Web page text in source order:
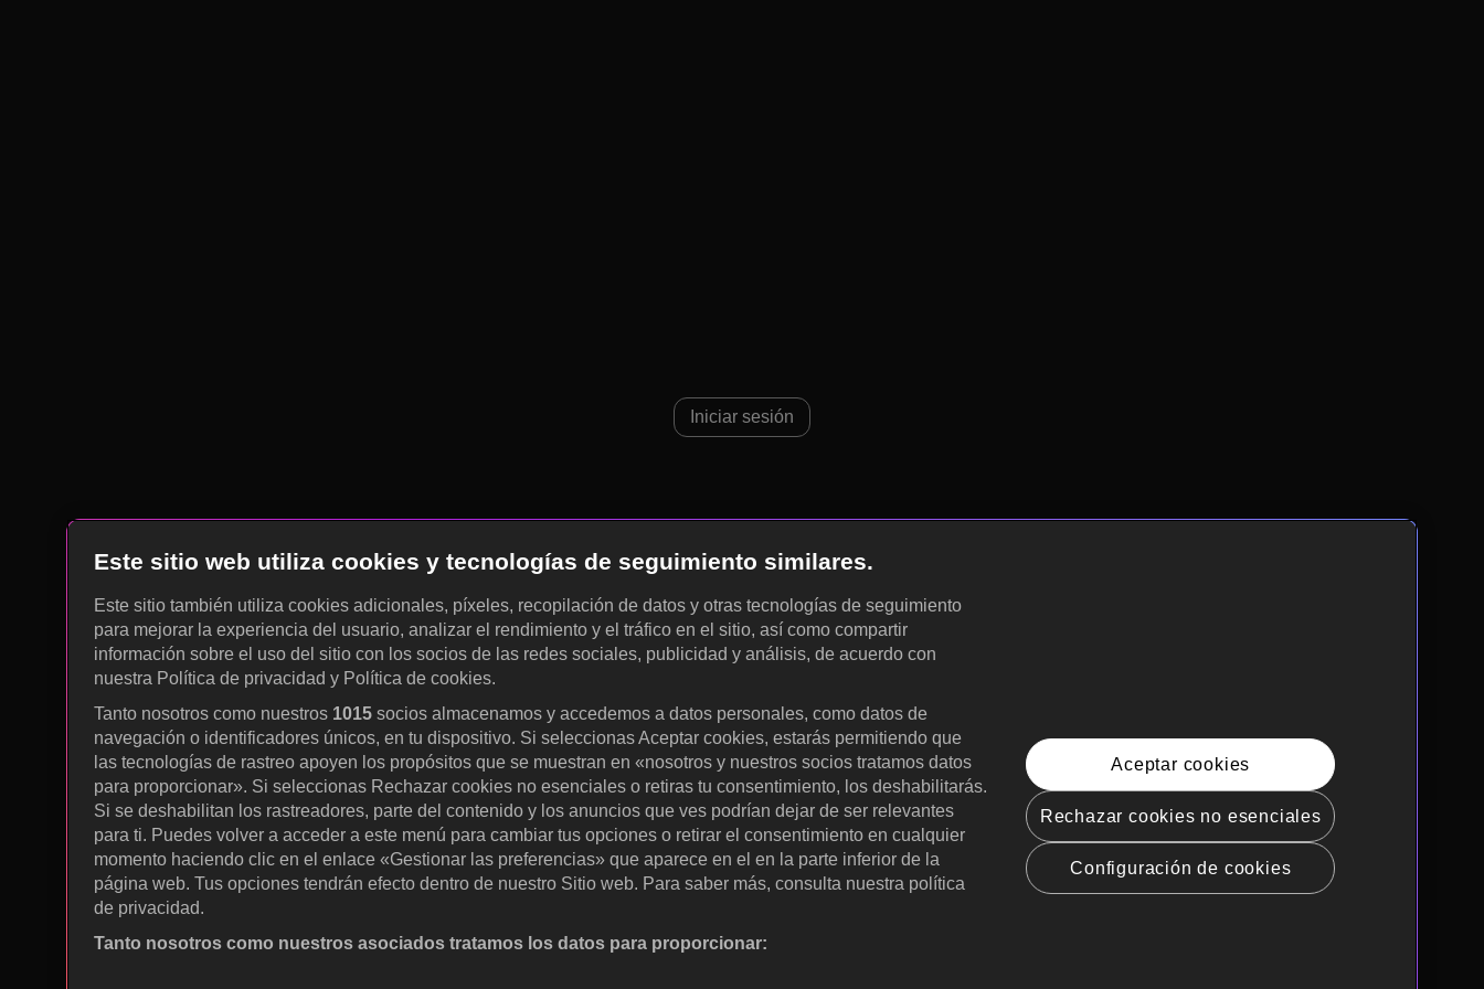
Iniciar sesión
Este sitio web utiliza cookies y tecnologías de seguimiento similares.
Este sitio también utiliza cookies adicionales, píxeles, recopilación de datos y otras tecnologías de seguimiento
para mejorar la experiencia del usuario, analizar el rendimiento y el tráfico en el sitio, así como compartir
información sobre el uso del sitio con los socios de las redes sociales, publicidad y análisis, de acuerdo con
nuestra Política de privacidad y Política de cookies.
Tanto nosotros como nuestros 1015 socios almacenamos y accedemos a datos personales, como datos de
navegación o identificadores únicos, en tu dispositivo. Si seleccionas Aceptar cookies, estarás permitiendo que
las tecnologías de rastreo apoyen los propósitos que se muestran en «nosotros y nuestros socios tratamos datos
para proporcionar». Si seleccionas Rechazar cookies no esenciales o retiras tu consentimiento, los deshabilitarás.
Si se deshabilitan los rastreadores, parte del contenido y los anuncios que ves podrían dejar de ser relevantes
para ti. Puedes volver a acceder a este menú para cambiar tus opciones o retirar el consentimiento en cualquier
momento haciendo clic en el enlace «Gestionar las preferencias» que aparece en el en la parte inferior de la
página web. Tus opciones tendrán efecto dentro de nuestro Sitio web. Para saber más, consulta nuestra política
de privacidad.
Tanto nosotros como nuestros asociados tratamos los datos para proporcionar:
Aceptar cookies
Rechazar cookies no esenciales
Configuración de cookies